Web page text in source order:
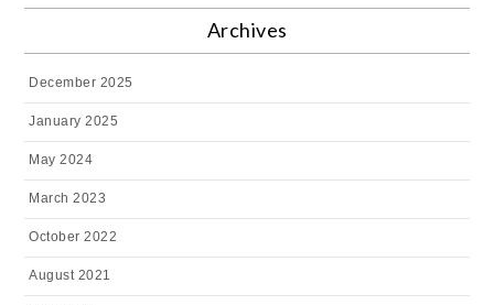
Archives
December 2025
January 2025
May 2024
March 2023
October 2022
August 2021